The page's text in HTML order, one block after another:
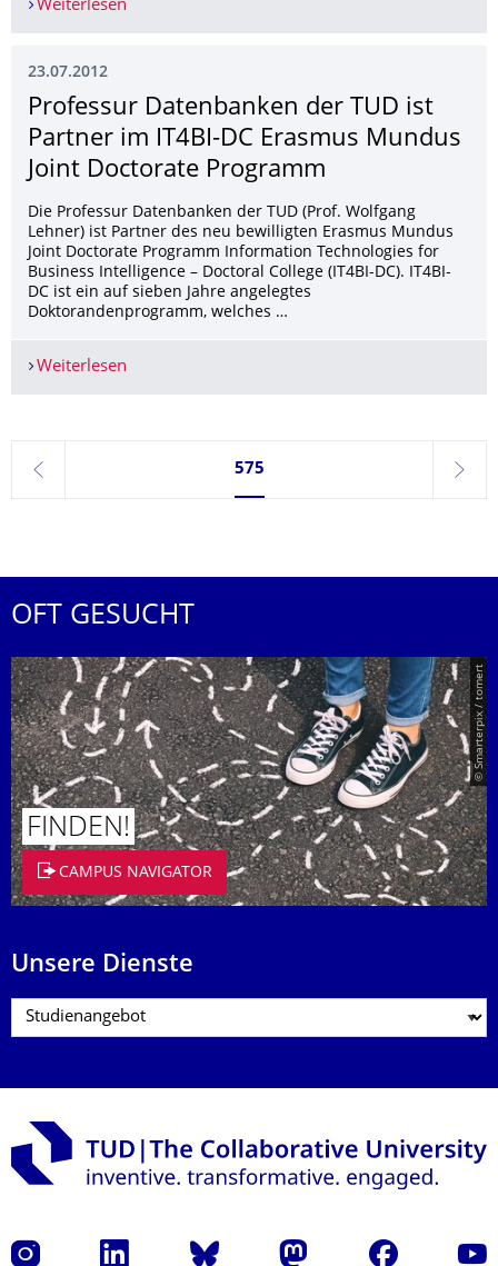
Weiterlesen
23.07.2012
Professur Datenbanken der TUD ist
Partner im IT4BI-DC Erasmus Mundus
Joint Doctorate Programm
Die Professur Datenbanken der TUD (Prof. Wolfgang
Lehner) ist Partner des neu bewilligten Erasmus Mundus
Joint Doctorate Programm Information Technologies for
Business Intelligence – Doctoral College (IT4BI-DC). IT4BI-
DC ist ein auf sieben Jahre angelegtes
Doktorandenprogramm, welches …
Weiterlesen
zurück
Seite 575, aktuell ausgewählt
575
weiter
OFT GESUCHT
© Smarterpix / tomert
FINDEN!
CAMPUS NAVIGATOR
Unsere Dienste
Instagram LinkedIn Bluesky Mastodon Facebook